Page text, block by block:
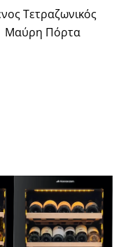
Τετραζωνικός
Μαύρη Πόρτα